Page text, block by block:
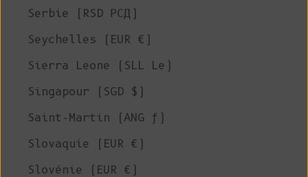
Serbie (RSD РСД)
Seychelles (EUR €)
Sierra Leone (SLL Le)
Singapour (SGD $)
Saint-Martin (ANG ƒ)
Slovaquie (EUR €)
Slovénie (EUR €)